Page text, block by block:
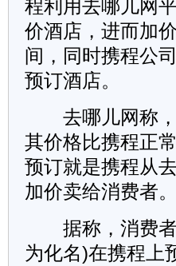
程利用去哪儿网
价酒店，进而加
间，同时携程公
预订酒店。
去哪儿网称，
其价格比携程正
预订就是携程从
加价卖给消费者。
据称，消费者
为化名)在携程上